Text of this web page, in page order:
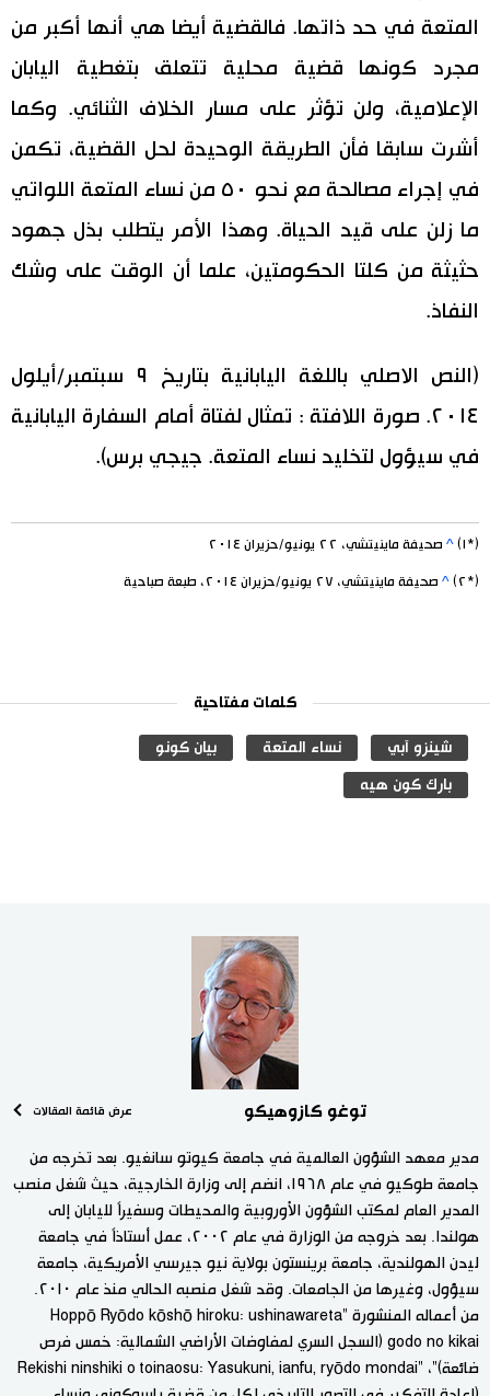
المتعة في حد ذاتها. فالقضية أيضا هي أنها أكبر من
مجرد كونها قضية محلية تتعلق بتغطية اليابان
الإعلامية، ولن تؤثر على مسار الخلاف الثنائي. وكما
أشرت سابقا فأن الطريقة الوحيدة لحل القضية، تكمن
في إجراء مصالحة مع نحو ٥٠ من نساء المتعة اللواتي
ما زلن على قيد الحياة. وهذا الأمر يتطلب بذل جهود
حثيثة من كلتا الحكومتين، علما أن الوقت على وشك
النفاذ.
(النص الاصلي باللغة اليابانية بتاريخ ٩ سبتمبر/أيلول
٢٠١٤. صورة اللافتة : تمثال لفتاة أمام السفارة اليابانية
في سيؤول لتخليد نساء المتعة. جيجي برس).
(*١) ^صحيفة ماينيتشي، ٢٢ يونيو/حزيران ٢٠١٤
(*٢) ^صحيفة ماينيتشي، ٢٧ يونيو/حزيران ٢٠١٤، طبعة صباحية
كلمات مفتاحية
شينزو آبي نساء المتعة بيان كونو
بارك كون هيه
توغو كازوهيكو عرض قائمة المقالات
مدير معهد الشؤون العالمية في جامعة كيوتو سانغيو. بعد تخرجه من
جامعة طوكيو في عام ١٩٦٨، انضم إلى وزارة الخارجية، حيث شغل منصب
المدير العام لمكتب الشؤون الأوروبية والمحيطات وسفيراً لليابان إلى
هولندا. بعد خروجه من الوزارة في عام ٢٠٠٢، عمل أستاذاً في جامعة
ليدن الهولندية، جامعة برينستون بولاية نيو جيرسي الأمريكية، جامعة
سيؤول، وغيرها من الجامعات. وقد شغل منصبه الحالي منذ عام ٢٠١٠.
من أعماله المنشورة "Hoppō Ryōdo kōshō hiroku: ushinawareta
godo no kikai (السجل السري لمفاوضات الأراضي الشمالية: خمس فرص
ضائعة)"، "Rekishi ninshiki o toinaosu: Yasukuni, ianfu, ryōdo mondai